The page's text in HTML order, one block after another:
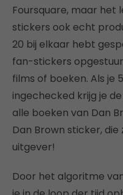
Foursquare, maar het
stickers ook echt
20 bij elkaar hebt
fan-stickers
films of boeken. Als je
ingechecked krijg je
alle boeken van Dan
Dan Brown sticker,
uitgever!
Door het algoritme